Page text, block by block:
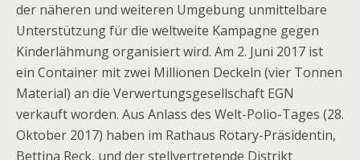
der näheren und weiteren Umgebung unmittelbare
Unterstützung für die weltweite Kampagne gegen
Kinderlähmung organisiert wird. Am 2. Juni 2017 ist
ein Container mit zwei Millionen Deckeln (vier Tonnen
Material) an die Verwertungsgesellschaft EGN
verkauft worden. Aus Anlass des Welt-Polio-Tages (28.
Oktober 2017) haben im Rathaus Rotary-Präsidentin,
Bettina Reck, und der stellvertretende Distrikt